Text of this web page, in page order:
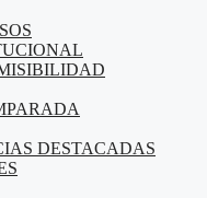
DESTACADAS